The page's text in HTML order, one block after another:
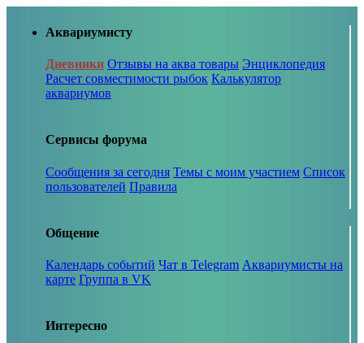
Аквариумисту
Дневники Отзывы на аква товары Энциклопедия
Расчет совместимости рыбок Калькулятор
аквариумов
Сервисы форума
Сообщения за сегодня Темы с моим участием Список
пользователей Правила
Общение
Календарь событий Чат в Telegram Аквариумисты на
карте Группа в VK
Интересно